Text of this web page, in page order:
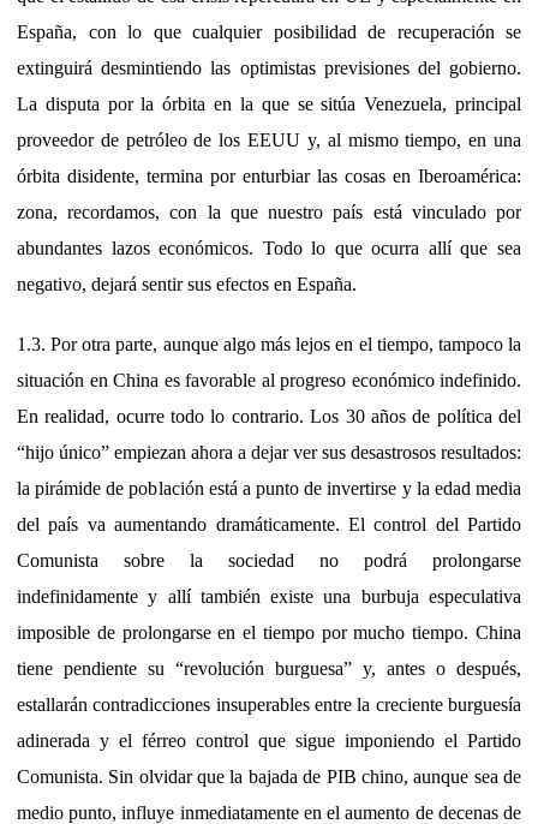
España, con lo que cualquier posibilidad de recuperación se
extinguirá desmintiendo las optimistas previsiones del gobierno.
La disputa por la órbita en la que se sitúa Venezuela, principal
proveedor de petróleo de los EEUU y, al mismo tiempo, en una
órbita disidente, termina por enturbiar las cosas en Iberoamérica:
zona, recordamos, con la que nuestro país está vinculado por
abundantes lazos económicos. Todo lo que ocurra allí que sea
negativo, dejará sentir sus efectos en España.
1.3. Por otra parte, aunque algo más lejos en el tiempo, tampoco la
situación en China es favorable al progreso económico indefinido.
En realidad, ocurre todo lo contrario. Los 30 años de política del
“hijo único” empiezan ahora a dejar ver sus desastrosos resultados:
la pirámide de población está a punto de invertirse y la edad media
del país va aumentando dramáticamente. El control del Partido
Comunista sobre la sociedad no podrá prolongarse
indefinidamente y allí también existe una burbuja especulativa
imposible de prolongarse en el tiempo por mucho tiempo. China
tiene pendiente su “revolución burguesa” y, antes o después,
estallarán contradicciones insuperables entre la creciente burguesía
adinerada y el férreo control que sigue imponiendo el Partido
Comunista. Sin olvidar que la bajada de PIB chino, aunque sea de
medio punto, influye inmediatamente en el aumento de decenas de